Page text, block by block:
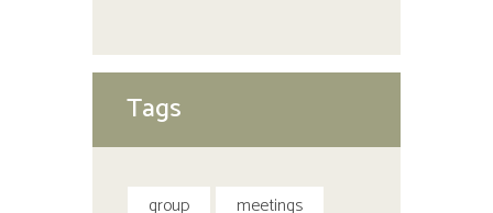
Tags
group
meetings